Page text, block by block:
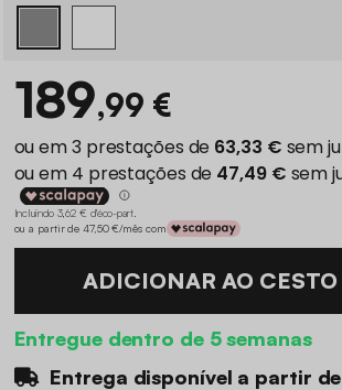
189,99 €
Incluindo 3,62 € d'éco-part.
ou a partir de 47,50 €/mês com
ADICIONAR AO CESTO
Entregue dentro de 5 semanas
Entrega disponível a partir de